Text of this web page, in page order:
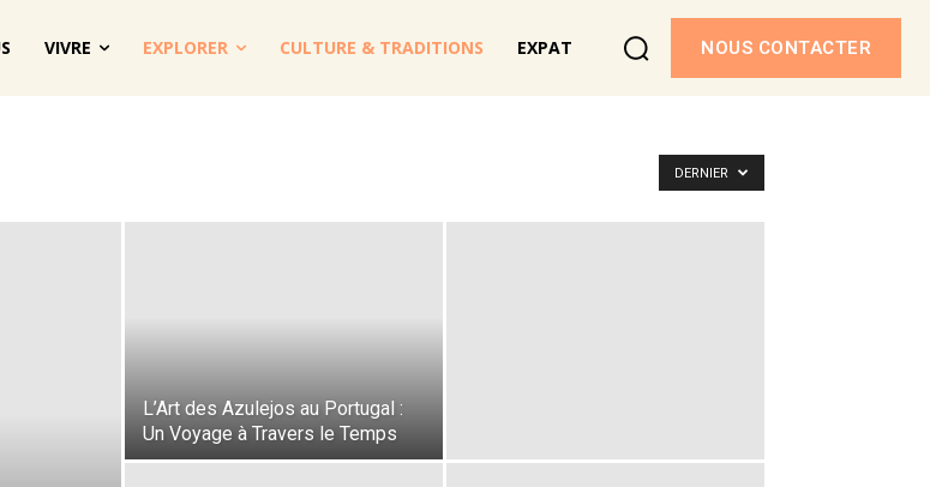
VIVRE EXPLORER CULTURE & TRADITIONS EXPAT NOUS CONTACTER
DERNIER
L’Art des Azulejos au Portugal :
Un Voyage à Travers le Temps